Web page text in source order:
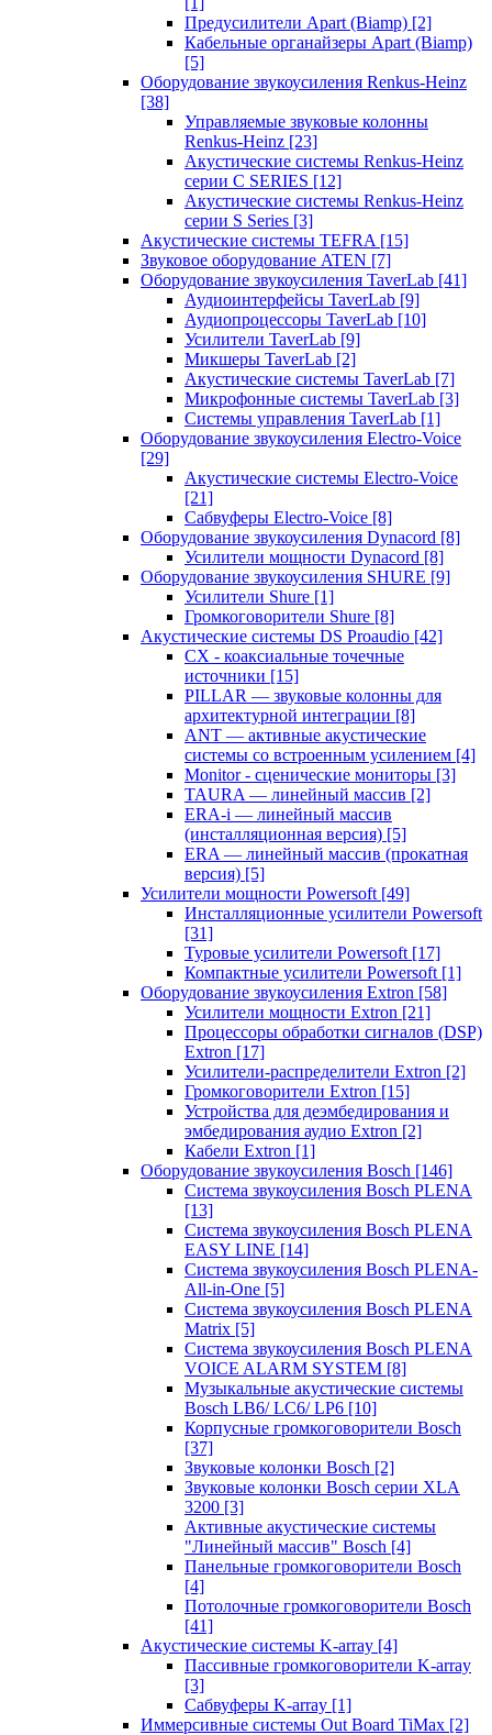
Предусилители Apart (Biamp) [2]
Кабельные органайзеры Apart (Biamp)
[5]
Оборудование звукоусиления Renkus-Heinz
[38]
Управляемые звуковые колонны
Renkus-Heinz [23]
Акустические системы Renkus-Heinz
серии C SERIES [12]
Акустические системы Renkus-Heinz
серии S Series [3]
Акустические системы TEFRA [15]
Звуковое оборудование ATEN [7]
Оборудование звукоусиления TaverLab [41]
Аудиоинтерфейсы TaverLab [9]
Аудиопроцессоры TaverLab [10]
Усилители TaverLab [9]
Микшеры TaverLab [2]
Акустические системы TaverLab [7]
Микрофонные системы TaverLab [3]
Системы управления TaverLab [1]
Оборудование звукоусиления Electro-Voice
[29]
Акустические системы Electro-Voice
[21]
Сабвуферы Electro-Voice [8]
Оборудование звукоусиления Dynacord [8]
Усилители мощности Dynacord [8]
Оборудование звукоусиления SHURE [9]
Усилители Shure [1]
Громкоговорители Shure [8]
Акустические системы DS Proaudio [42]
CX - коаксиальные точечные
источники [15]
PILLAR — звуковые колонны для
архитектурной интеграции [8]
ANT — активные акустические
системы со встроенным усилением [4]
Monitor - сценические мониторы [3]
TAURA — линейный массив [2]
ERA-i — линейный массив
(инсталляционная версия) [5]
ERA — линейный массив (прокатная
версия) [5]
Усилители мощности Powersoft [49]
Инсталляционные усилители Powersoft
[31]
Туровые усилители Powersoft [17]
Компактные усилители Powersoft [1]
Оборудование звукоусиления Extron [58]
Усилители мощности Extron [21]
Процессоры обработки сигналов (DSP)
Extron [17]
Усилители-распределители Extron [2]
Громкоговорители Extron [15]
Устройства для деэмбедирования и
эмбедирования аудио Extron [2]
Кабели Extron [1]
Оборудование звукоусиления Bosch [146]
Система звукоусиления Bosch PLENA
[13]
Система звукоусиления Bosch PLENA
EASY LINE [14]
Система звукоусиления Bosch PLENA-
All-in-One [5]
Система звукоусиления Bosch PLENA
Matrix [5]
Система звукоусиления Bosch PLENA
VOICE ALARM SYSTEM [8]
Музыкальные акустические системы
Bosch LB6/ LC6/ LP6 [10]
Корпусные громкоговорители Bosch
[37]
Звуковые колонки Bosch [2]
Звуковые колонки Bosch серии XLA
3200 [3]
Активные акустические системы
"Линейный массив" Bosch [4]
Панельные громкоговорители Bosch
[4]
Потолочные громкоговорители Bosch
[41]
Акустические системы K-array [4]
Пассивные громкоговорители K-array
[3]
Сабвуферы K-array [1]
Иммерсивные системы Out Board TiMax [2]